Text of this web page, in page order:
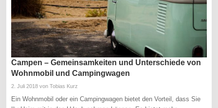
Campen – Gemeinsamkeiten und Unterschiede von
Wohnmobil und Campingwagen
2. Juli 2018 von Tobias Kurz
Ein Wohnmobil oder ein Campingwagen bietet den Vorteil, dass Sie